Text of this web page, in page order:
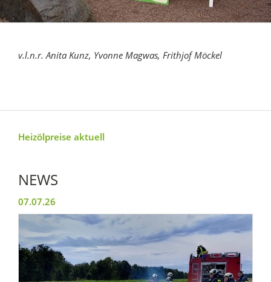
v.l.n.r. Anita Kunz, Yvonne Magwas, Frithjof Möckel
Heizölpreise aktuell
NEWS
07.07.26